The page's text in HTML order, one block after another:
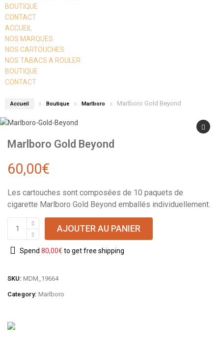
BOUTIQUE
CONTACT
ACCUEIL
NOS MARQUES
NOS CARTOUCHES
NOS TABACS A ROULER
BOUTIQUE
CONTACT
Accueil Boutique Marlboro Marlboro Gold Beyond
Marlboro Gold Beyond
60,00€
Les cartouches sont composées de 10 paquets de
cigarette Marlboro Gold Beyond emballés individuellement.
AJOUTER AU PANIER
Spend 80,00€ to get free shipping
SKU: MDM_19664
Category: Marlboro